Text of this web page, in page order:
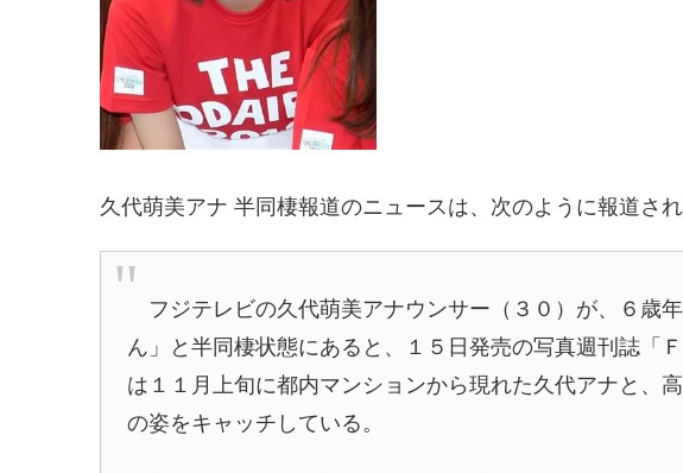
久代萌美アナ 半同棲報道のニュースは、次のように報道され
フジテレビの久代萌美アナウンサー（３０）が、６歳
ん」と半同棲状態にあると、１５日発売の写真週刊誌「
は１１月上旬に都内マンションから現れた久代アナと、
の姿をキャッチしている。